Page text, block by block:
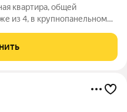
квартира, общей
из 4, в крупнопанельном
застеклен. В шаговой